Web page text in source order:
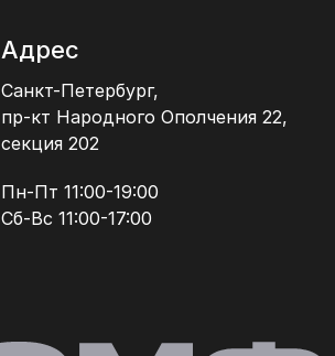
Адрес
Санкт-Петербург,
пр-кт Народного Ополчения 22,
секция 202
Пн-Пт 11:00-19:00
Сб-Вс 11:00-17:00